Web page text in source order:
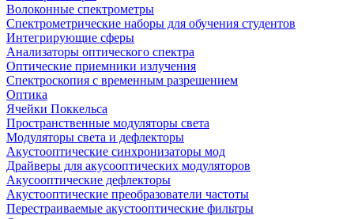
Волоконные спектрометры
Спектрометрические наборы для обучения студентов
Интегрирующие сферы
Анализаторы оптического спектра
Оптические приемники излучения
Спектроскопия с временным разрешением
Оптика
Ячейки Поккельса
Пространственные модуляторы света
Модуляторы света и дефлекторы
Акустооптические синхронизаторы мод
Драйверы для акусооптических модуляторов
Акусооптические дефлекторы
Акустооптические преобразователи частоты
Перестраиваемые акустооптические фильтры